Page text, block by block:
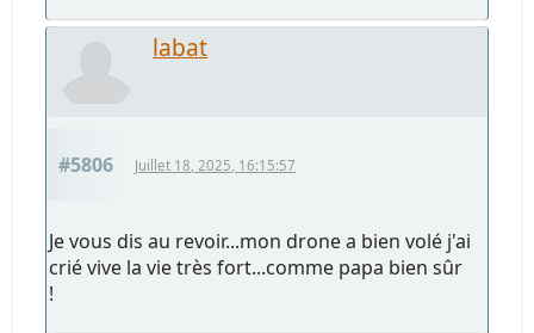
labat
#5806 Juillet 18, 2025, 16:15:57
Je vous dis au revoir...mon drone a bien volé j'ai
crié vive la vie très fort...comme papa bien sûr
!